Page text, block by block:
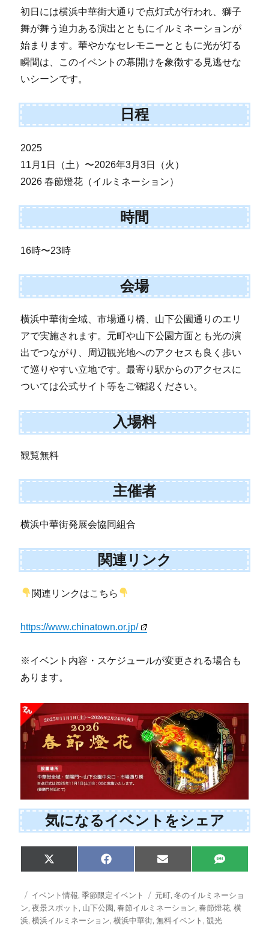
初日には横浜中華街大通りで点灯式が行われ、獅子
舞が舞う迫力ある演出とともにイルミネーションが
始まります。華やかなセレモニーとともに光が灯る
瞬間は、このイベントの幕開けを象徴する見逃せな
いシーンです。
日程
2025
11月1日（土）〜2026年3月3日（火）
2026 春節燈花（イルミネーション）
時間
16時〜23時
会場
横浜中華街全域、市場通り橋、山下公園通りのエリ
アで実施されます。元町や山下公園方面とも光の演
出でつながり、周辺観光地へのアクセスも良く歩い
て巡りやすい立地です。最寄り駅からのアクセスに
ついては公式サイト等をご確認ください。
入場料
観覧無料
主催者
横浜中華街発展会協同組合
関連リンク
関連リンクはこちら
https://www.chinatown.or.jp/
※イベント内容・スケジュールが変更される場合も
あります。
気になるイベントをシェア
Share
on
X
(
w
t
t
Share
on
F
a
e
b
o
o
Share
on
E
m
i
l
Share
on
S
M
投
稿
日:
カ
テ
ゴ
イベント情報,季節限定イベント
タ
グ
元町,冬のイルミネーショ
ン,夜景スポット , 山下公園,春節イルミネーション,春節燈花,横
浜,横浜イルミネーション,横浜中華街,無料イベント ,観光